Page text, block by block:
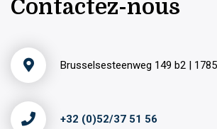
Contactez-nous
Brusselsesteenweg 149 b2 |
+32 (0)52/37 51 56